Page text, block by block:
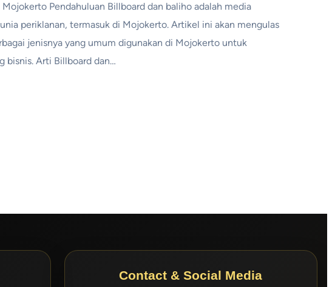
Pendahuluan Billboard dan baliho adalah media
periklanan, termasuk di Mojokerto. Artikel ini akan mengulas
jenisnya yang umum digunakan di Mojokerto untuk
bisnis. Arti Billboard dan…
Contact & Social Media